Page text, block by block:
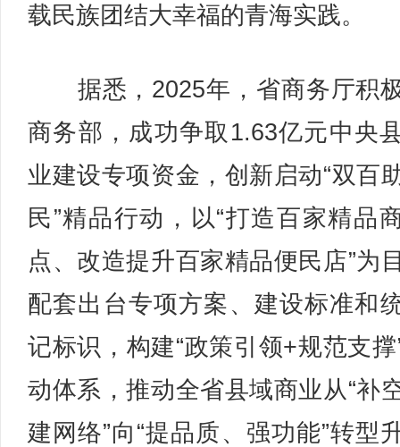
载民族团结大幸福的青海实践。
据悉，2025年，省商务厅积
商务部，成功争取1.63亿元中央
业建设专项资金，创新启动“双百
民”精品行动，以“打造百家精品
点、改造提升百家精品便民店”为
配套出台专项方案、建设标准和
记标识，构建“政策引领+规范支撑
动体系，推动全省县域商业从“补
建网络”向“提品质、强功能”转型